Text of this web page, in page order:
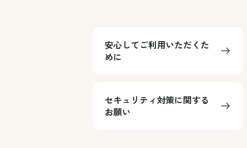
安心してご利用いただくた
めに
セキュリティ対策に関する
お願い